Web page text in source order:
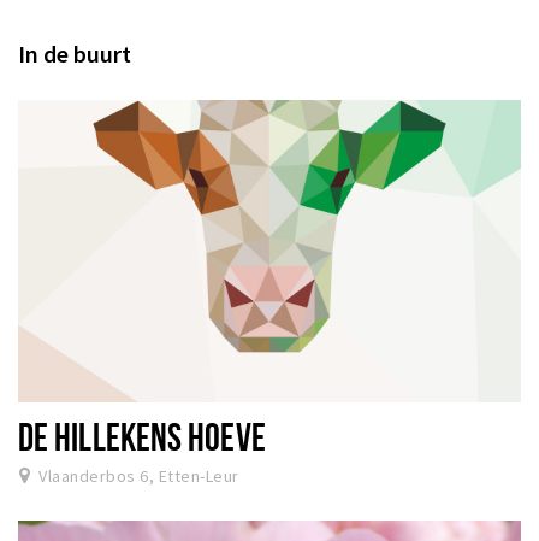
In de buurt
DE HILLEKENS HOEVE
Vlaanderbos 6, Etten-Leur